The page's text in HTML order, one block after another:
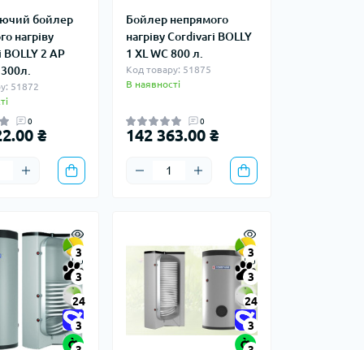
бойлер
нагріву
2 AP
51872
0
₴
Бойлер непрямого
нагріву Cordivari BOLLY
1 XL WС 800 л.
Код товару: 51875
В наявності
0
142 363.00 ₴
3
3
24
3
3
3
24
3